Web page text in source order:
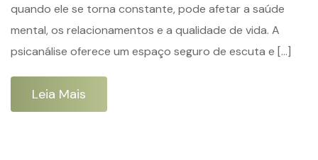
quando ele se torna constante, pode afetar a saúde
mental, os relacionamentos e a qualidade de vida. A
psicanálise oferece um espaço seguro de escuta e […]
Leia Mais